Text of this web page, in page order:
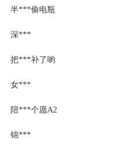
半***偷电瓶
深***
把***补了喲
女***
陪***个愿A2
锦***